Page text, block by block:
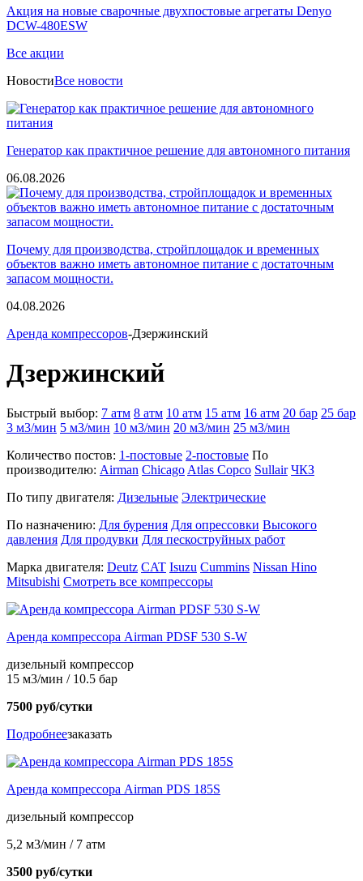
Акция на новые сварочные двухпостовые агрегаты Denyo
DCW-480ESW
Все акции
НовостиВсе новости
Генератор как практичное решение для автономного питания
06.08.2026
Почему для производства, стройплощадок и временных
объектов важно иметь автономное питание с достаточным
запасом мощности.
04.08.2026
Аренда компрессоров-Дзержинский
Дзержинский
Быстрый выбор: 7 атм 8 атм 10 атм 15 атм 16 атм 20 бар 25 бар
3 м3/мин 5 м3/мин 10 м3/мин 20 м3/мин 25 м3/мин
Количество постов: 1-постовые 2-постовые По
производителю: Airman Chicago Atlas Copco Sullair ЧКЗ
По типу двигателя: Дизельные Электрические
По назначению: Для бурения Для опрессовки Высокого
давления Для продувки Для пескоструйных работ
Марка двигателя: Deutz CAT Isuzu Cummins Nissan Hino
Mitsubishi Смотреть все компрессоры
Аренда компрессора Airman PDSF 530 S-W
дизельный компрессор
15 м3/мин / 10.5 бар
7500 руб/сутки
Подробнеезаказать
Аренда компрессора Airman PDS 185S
дизельный компрессор
5,2 м3/мин / 7 атм
3500 руб/сутки